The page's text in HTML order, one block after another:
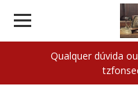
Qualquer dúvida